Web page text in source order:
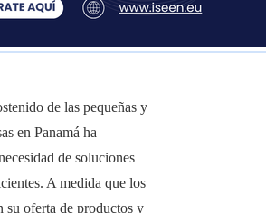
de las pequeñas y
en Panamá ha
de soluciones
A medida que los
su oferta de productos y